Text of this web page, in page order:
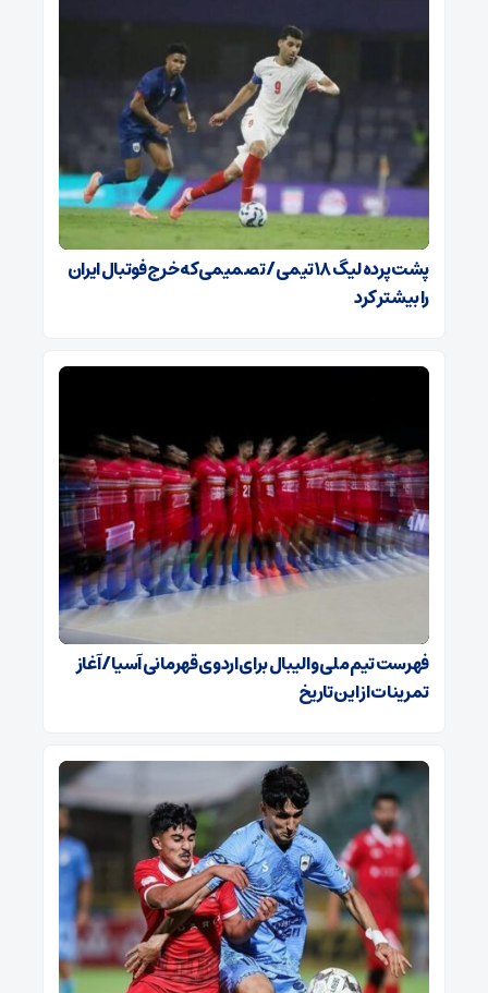
پشت پرده لیگ ۱۸ تیمی / تصمیمی که خرج فوتبال ایران
را بیشتر کرد
فهرست تیم ملی والیبال برای اردوی قهرمانی آسیا / آغاز
تمرینات از این تاریخ